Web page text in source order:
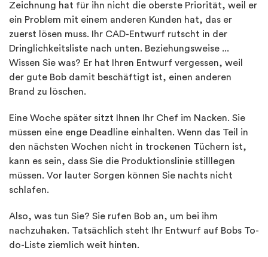
Zeichnung hat für ihn nicht die oberste Priorität, weil er
ein Problem mit einem anderen Kunden hat, das er
zuerst lösen muss. Ihr CAD-Entwurf rutscht in der
Dringlichkeitsliste nach unten. Beziehungsweise ...
Wissen Sie was? Er hat Ihren Entwurf vergessen, weil
der gute Bob damit beschäftigt ist, einen anderen
Brand zu löschen.
Eine Woche später sitzt Ihnen Ihr Chef im Nacken. Sie
müssen eine enge Deadline einhalten. Wenn das Teil in
den nächsten Wochen nicht in trockenen Tüchern ist,
kann es sein, dass Sie die Produktionslinie stilllegen
müssen. Vor lauter Sorgen können Sie nachts nicht
schlafen.
Also, was tun Sie? Sie rufen Bob an, um bei ihm
nachzuhaken. Tatsächlich steht Ihr Entwurf auf Bobs To-
do-Liste ziemlich weit hinten.